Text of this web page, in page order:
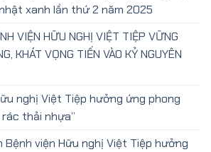
xanh lần thứ 2 năm 2025
VIỆN HỮU NGHỊ VIỆT TIỆP VỮNG
KHÁT VỌNG TIẾN VÀO KỶ NGUYÊN
nghị Việt Tiệp hưởng ứng phong
thải nhựa”
Bệnh viện Hữu nghị Việt Tiệp hưởng